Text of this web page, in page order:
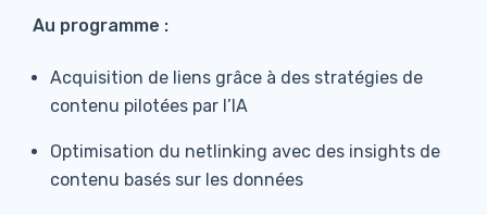
Au programme :
Acquisition de liens grâce à des stratégies de
contenu pilotées par l’IA
Optimisation du netlinking avec des insights de
contenu basés sur les données